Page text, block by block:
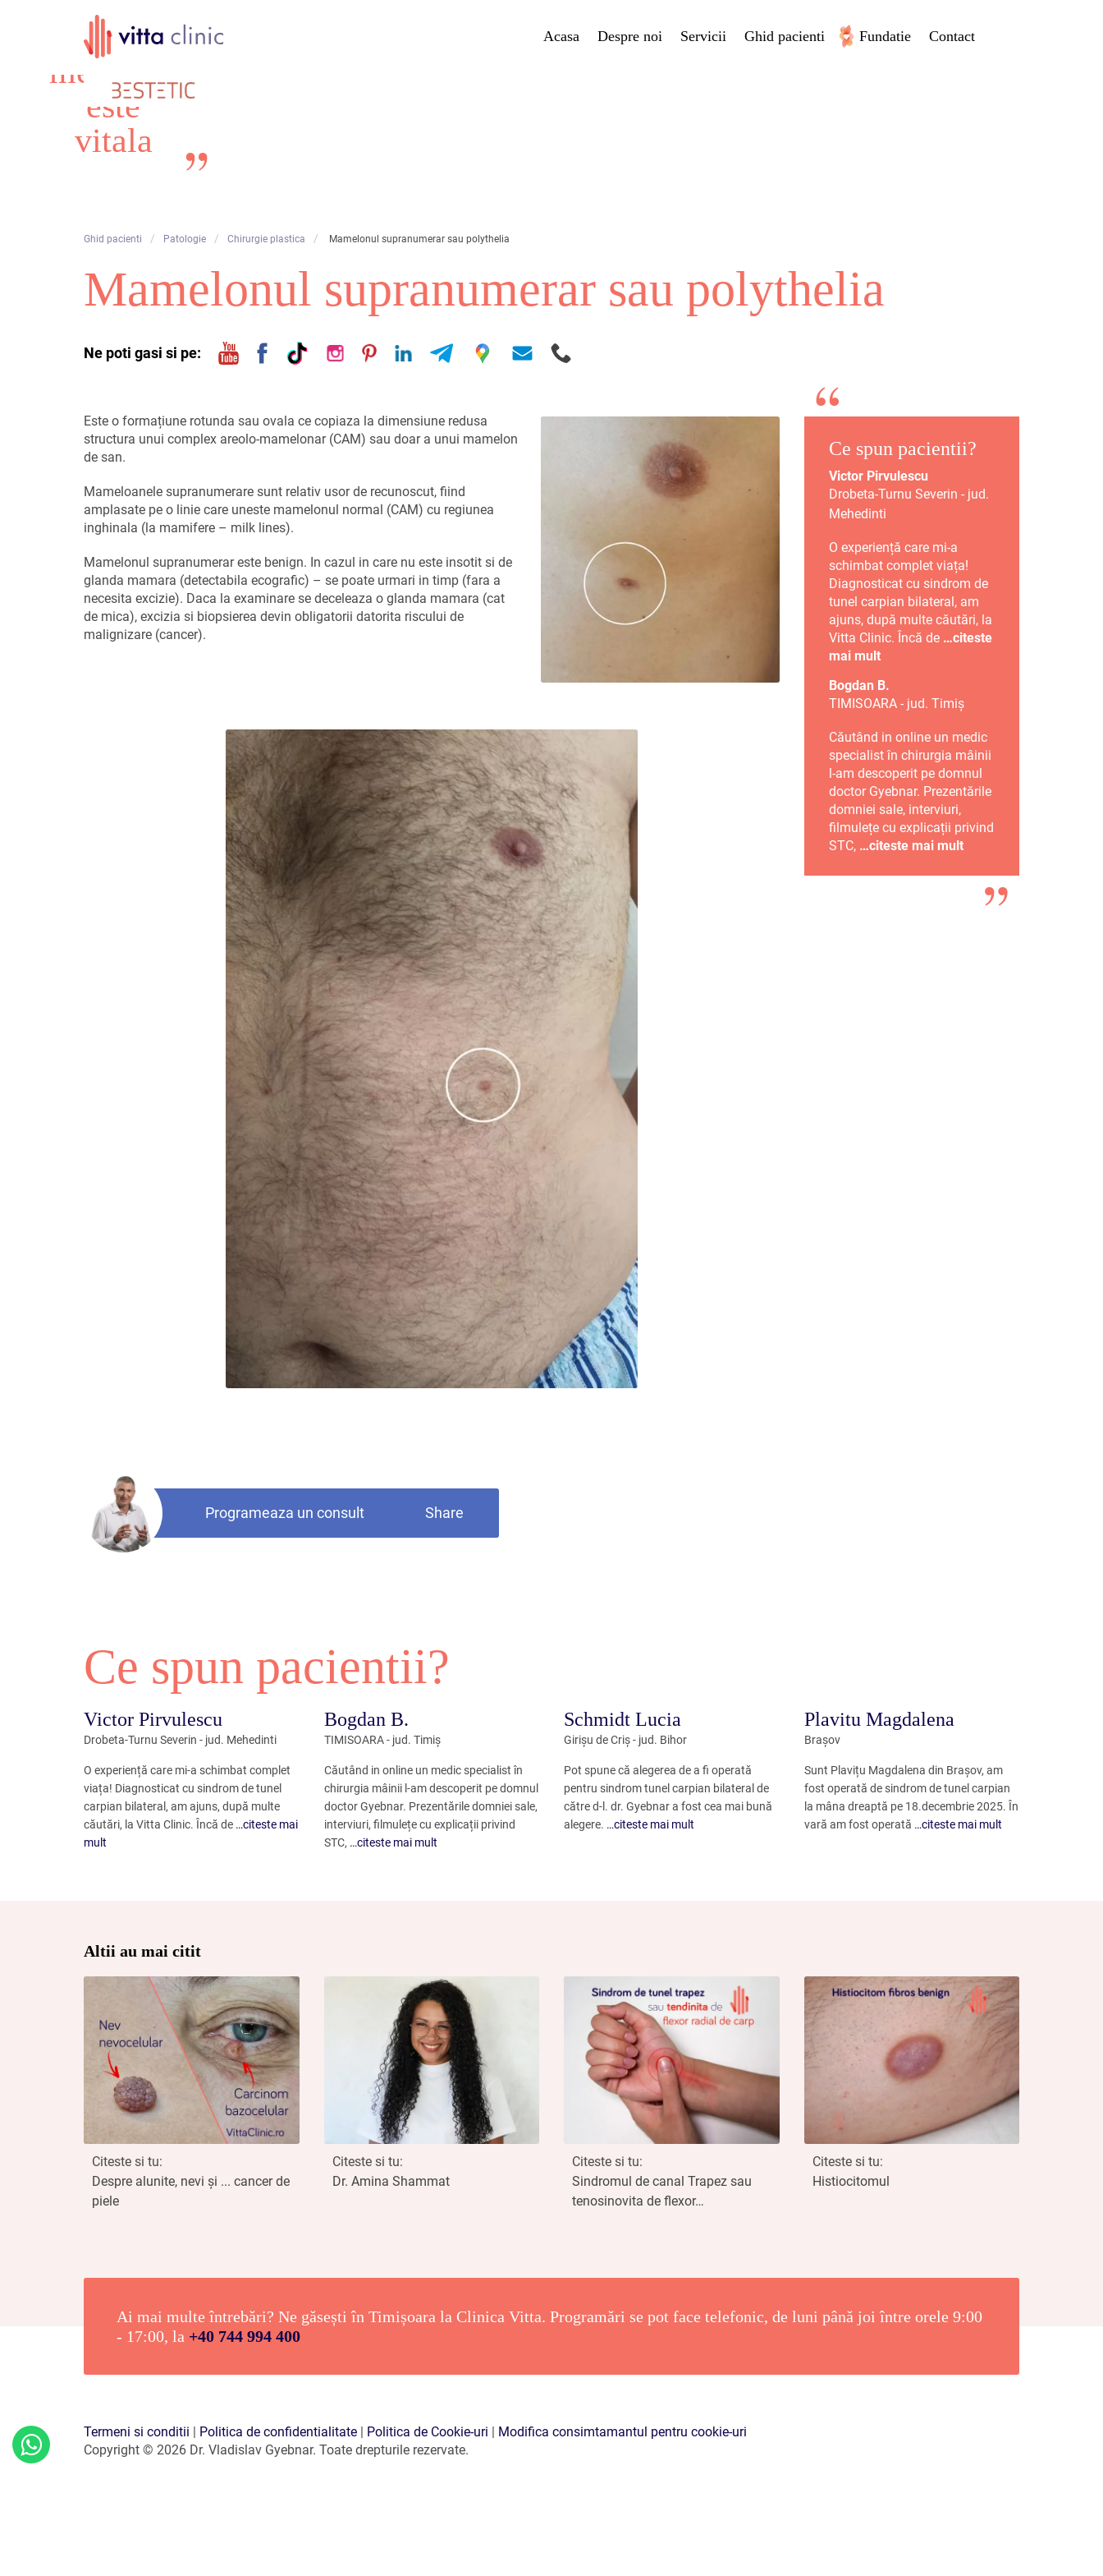
Acasa Despre noi Servicii Ghid pacienti Fundatie Contact
in
medicina
este
vitala
Ghid pacienti / Patologie / Chirurgie plastica / Mamelonul supranumerar sau polythelia
Mamelonul supranumerar sau polythelia
Ne poti gasi si pe:
Este o formațiune rotunda sau ovala ce copiaza la dimensiune redusa
structura unui complex areolo-mamelonar (CAM) sau doar a unui mamelon
de san.
Mameloanele supranumerare sunt relativ usor de recunoscut, fiind
amplasate pe o linie care uneste mamelonul normal (CAM) cu regiunea
inghinala (la mamifere – milk lines).
Mamelonul supranumerar este benign. In cazul in care nu este insotit si de
glanda mamara (detectabila ecografic) – se poate urmari in timp (fara a
necesita excizie). Daca la examinare se deceleaza o glanda mamara (cat
de mica), excizia si biopsierea devin obligatorii datorita riscului de
malignizare (cancer).
Programeaza un consult Share
Ce spun pacientii?
Victor Pirvulescu
Drobeta-Turnu Severin - jud.
Mehedinti
O experiență care mi-a
schimbat complet viața!
Diagnosticat cu sindrom de
tunel carpian bilateral, am
ajuns, după multe căutări, la
Vitta Clinic. Încă de …citeste
mai mult
Bogdan B.
TIMISOARA - jud. Timiș
Căutând in online un medic
specialist în chirurgia mâinii
l-am descoperit pe domnul
doctor Gyebnar. Prezentările
domniei sale, interviuri,
filmulețe cu explicații privind
STC, …citeste mai mult
Ce spun pacientii?
Victor Pirvulescu
Drobeta-Turnu Severin - jud. Mehedinti
O experiență care mi-a schimbat complet
viața! Diagnosticat cu sindrom de tunel
carpian bilateral, am ajuns, după multe
căutări, la Vitta Clinic. Încă de …citeste mai
mult
Bogdan B.
TIMISOARA - jud. Timiș
Căutând in online un medic specialist în
chirurgia mâinii l-am descoperit pe domnul
doctor Gyebnar. Prezentările domniei sale,
interviuri, filmulețe cu explicații privind
STC, …citeste mai mult
Schmidt Lucia
Girișu de Criș - jud. Bihor
Pot spune că alegerea de a fi operată
pentru sindrom tunel carpian bilateral de
către d-l. dr. Gyebnar a fost cea mai bună
alegere. …citeste mai mult
Plavitu Magdalena
Brașov
Sunt Plavițu Magdalena din Brașov, am
fost operată de sindrom de tunel carpian
la mâna dreaptă pe 18.decembrie 2025. În
vară am fost operată …citeste mai mult
Altii au mai citit
Citeste si tu:
Despre alunite, nevi și ... cancer de
piele
Citeste si tu:
Dr. Amina Shammat
Citeste si tu:
Sindromul de canal Trapez sau
tenosinovita de flexor…
Citeste si tu:
Histiocitomul
Ai mai multe întrebări? Ne găsești în Timișoara la Clinica Vitta. Programări se pot face telefonic, de luni până joi între orele 9:00
- 17:00, la +40 744 994 400
Termeni si conditii | Politica de confidentialitate | Politica de Cookie-uri | Modifica consimtamantul pentru cookie-uri
Copyright © 2026 Dr. Vladislav Gyebnar. Toate drepturile rezervate.
Contactează-